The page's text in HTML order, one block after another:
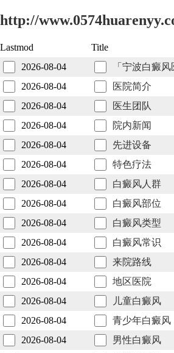
http://
Lastmod
Title
2026-08-04
「宁波白癜
2026-08-04
医院简介
2026-08-04
医生团队
2026-08-04
院内新闻
2026-08-04
先进设备
2026-08-04
特色疗法
2026-08-04
白癜风人群
2026-08-04
白癜风部位
2026-08-04
白癜风类型
2026-08-04
白癜风常识
2026-08-04
来院路线
2026-08-04
地区医院
2026-08-04
儿童白癜风
2026-08-04
青少年白癜风
2026-08-04
男性白癜风